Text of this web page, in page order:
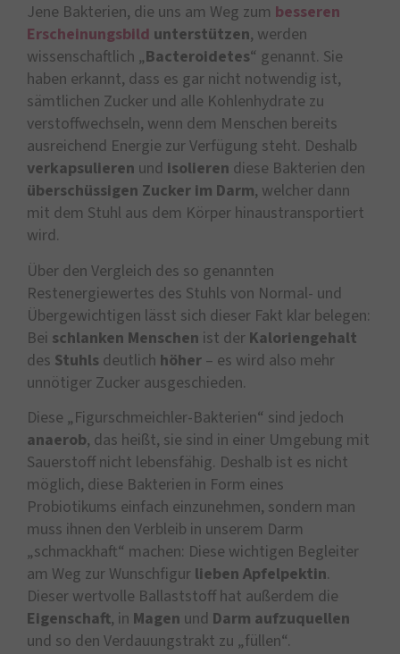
Jene Bakterien, die uns am Weg zum besseren
Erscheinungsbild unterstützen, werden
wissenschaftlich „Bacteroidetes“ genannt. Sie
haben erkannt, dass es gar nicht notwendig ist,
sämtlichen Zucker und alle Kohlenhydrate zu
verstoffwechseln, wenn dem Menschen bereits
ausreichend Energie zur Verfügung steht. Deshalb
verkapsulieren und isolieren diese Bakterien den
überschüssigen Zucker im Darm, welcher dann
mit dem Stuhl aus dem Körper hinaustransportiert
wird.
Über den Vergleich des so genannten
Restenergiewertes des Stuhls von Normal- und
Übergewichtigen lässt sich dieser Fakt klar belegen:
Bei schlanken Menschen ist der Kaloriengehalt
des Stuhls deutlich höher – es wird also mehr
unnötiger Zucker ausgeschieden.
Diese „Figurschmeichler-Bakterien“ sind jedoch
anaerob, das heißt, sie sind in einer Umgebung mit
Sauerstoff nicht lebensfähig. Deshalb ist es nicht
möglich, diese Bakterien in Form eines
Probiotikums einfach einzunehmen, sondern man
muss ihnen den Verbleib in unserem Darm
„schmackhaft“ machen: Diese wichtigen Begleiter
am Weg zur Wunschfigur lieben Apfelpektin.
Dieser wertvolle Ballaststoff hat außerdem die
Eigenschaft, in Magen und Darm aufzuquellen
und so den Verdauungstrakt zu „füllen“.